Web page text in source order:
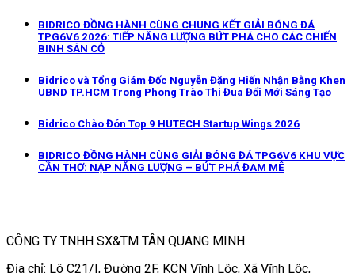
BIDRICO ĐỒNG HÀNH CÙNG CHUNG KẾT GIẢI BÓNG ĐÁ
TPG6V6 2026: TIẾP NĂNG LƯỢNG BỨT PHÁ CHO CÁC CHIẾN
BINH SÂN CỎ
Bidrico và Tổng Giám Đốc Nguyễn Đặng Hiến Nhận Bằng Khen
UBND TP.HCM Trong Phong Trào Thi Đua Đổi Mới Sáng Tạo
Bidrico Chào Đón Top 9 HUTECH Startup Wings 2026
BIDRICO ĐỒNG HÀNH CÙNG GIẢI BÓNG ĐÁ TPG6V6 KHU VỰC
CẦN THƠ: NẠP NĂNG LƯỢNG – BỨT PHÁ ĐAM MÊ
CÔNG TY TNHH SX&TM TÂN QUANG MINH
Địa chỉ: Lô C21/I, Đường 2F, KCN Vĩnh Lộc, Xã Vĩnh Lộc,